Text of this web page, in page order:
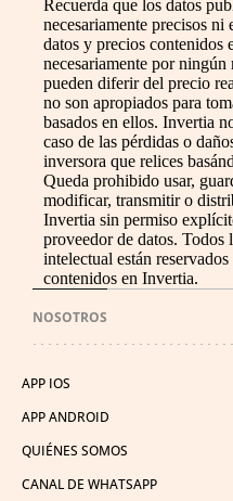
Recuerda que los datos
necesariamente precisos
datos y precios contenidos
necesariamente por
pueden diferir del precio
no son apropiados para
basados en ellos. Invertia
caso de las pérdidas o
inversora que relices
Queda prohibido usar,
modificar, transmitir o
Invertia sin permiso
proveedor de datos. Todos
intelectual están
contenidos en Invertia.
NOSOTROS
APP IOS
APP ANDROID
QUIÉNES SOMOS
CANAL DE WHATSAPP